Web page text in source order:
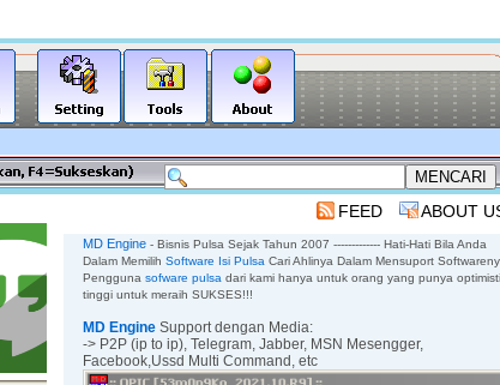
FEED ABOUT
MD Engine - Bisnis Pulsa Sejak Tahun 2007 ------------- Hati-Hati Bila Anda
Dalam Memilih Software Isi Pulsa Cari Ahlinya Dalam Mensuport
Pengguna sofware pulsa dari kami hanya untuk orang yang punya
tinggi untuk meraih SUKSES!!!
MD Engine Support dengan Media:
-> P2P (ip to ip), Telegram, Jabber, MSN Mesengger,
Facebook,Ussd Multi Command, etc